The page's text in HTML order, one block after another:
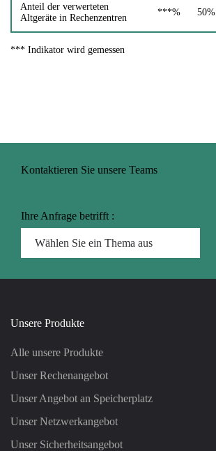
Anteil der verwerteten
Altgeräte in Rechenzentren
***% 50%
*** Indikator wird gemessen
Kontaktieren Sie unsere Teams
Ihre Anfrage betrifft :
Unsere Produkte
Alle unsere Produkte
Unser Rechenangebot
Unser Angebot an Speicherplatz
Unser Netzwerkangebot
Unser Sicherheitsangebot